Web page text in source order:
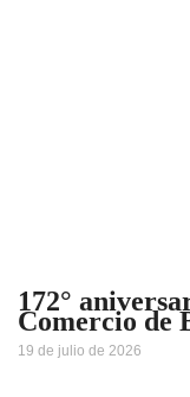
172°
Comercio de
19 de julio de 2026